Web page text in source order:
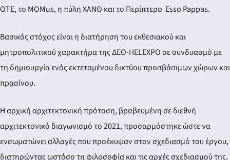
ΟΤΕ, το MOMus, η πύλη ΧΑΝΘ και το Περίπτερο Esso Pappas.
Βασικός στόχος είναι η διατήρηση του εκθεσιακού και
μητροπολιτικού χαρακτήρα της ΔΕΘ-HELEXPO σε συνδυασμό με
τη δημιουργία ενός εκτεταμένου δικτύου προσβάσιμων χώρων και
πρασίνου.
Η αρχική αρχιτεκτονική πρόταση, βραβευμένη σε διεθνή
αρχιτεκτονικό διαγωνισμό το 2021, προσαρμόστηκε ώστε να
ενσωματώνει αλλαγές που προέκυψαν στον σχεδιασμό του έργου,
διατηρώντας ωστόσο τη φιλοσοφία και τις αρχές σχεδιασμού της.